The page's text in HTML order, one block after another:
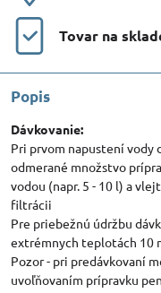
Tovar na
Popis
Dávkovanie:
Pri prvom napustení vody
odmerané množstvo
vodou (napr. 5 - 10 l) a
filtrácii
Pre priebežnú údržbu
extrémnych teplotách 10
Pozor - pri predávkovaní
uvoľňovaním prípravku